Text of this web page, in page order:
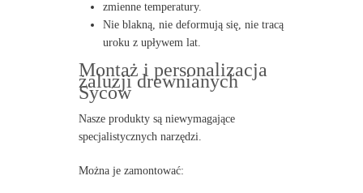
zmienne temperatury.
Nie blakną, nie deformują się, nie tracą
uroku z upływem lat.
Montaż i personalizacja
żaluzji drewnianych
Syców
Nasze produkty są niewymagające
specjalistycznych narzędzi.
Można je zamontować: